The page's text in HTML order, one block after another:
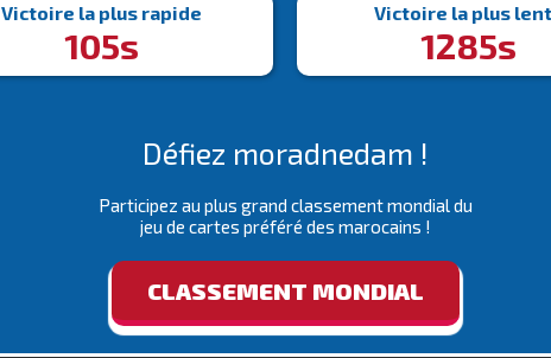
Victoire la plus rapide
105s
Victoire la plus
1285s
Défiez moradnedam !
Participez au plus grand classement mondial du
jeu de cartes préféré des marocains !
CLASSEMENT MONDIAL